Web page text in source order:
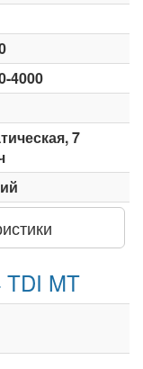
4000
7
TDI MT